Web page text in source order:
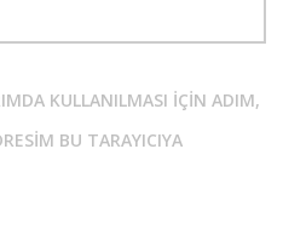
KULLANILMASI IÇIN ADIM,
BU TARAYICIYA